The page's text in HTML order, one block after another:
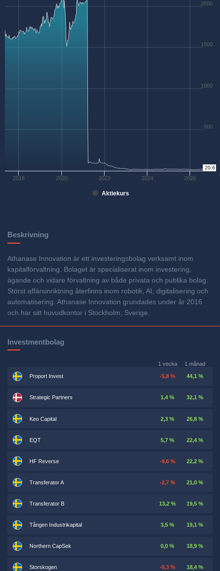
Aktiekurs
2018 2020 2022 2024 2026
0
500
1000
1500
2000
20.6
Beskrivning
Athanase Innovation är ett investeringsbolag verksamt inom
kapitalförvaltning. Bolaget är specialiserat inom investering,
ägande och vidare förvaltning av både privata och publika bolag.
Störst affärsinriktning återfinns inom robotik, AI, digitalisering och
automatisering. Athanase Innovation grundades under år 2016
och har sitt huvudkontor i Stockholm, Sverige.
Investmentbolag
1 vecka 1 månad
Proport Invest -5,8 % 44,1 %
Strategic Partners 1,4 % 32,1 %
Keo Capital 2,3 % 26,8 %
EQT 5,7 % 22,4 %
HF Reverse -9,6 % 22,2 %
Transferator A -2,7 % 21,0 %
Transferator B 13,2 % 19,5 %
Tången Industrikapital 3,5 % 19,1 %
Northern CapSek 0,0 % 18,9 %
Storskogen -0,3 % 18,4 %